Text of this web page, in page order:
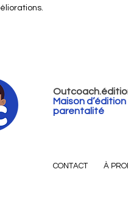
Maison
parentalité
CONTACT À